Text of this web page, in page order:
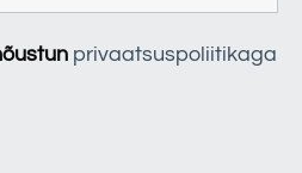
privaatsuspoliitikaga